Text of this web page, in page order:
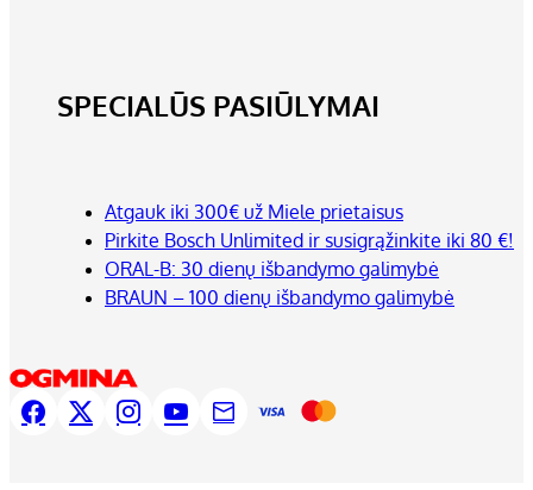
SPECIALŪS PASIŪLYMAI
Atgauk iki 300€ už Miele prietaisus
Pirkite Bosch Unlimited ir susigrąžinkite iki 80 €!
ORAL-B: 30 dienų išbandymo galimybė
BRAUN – 100 dienų išbandymo galimybė